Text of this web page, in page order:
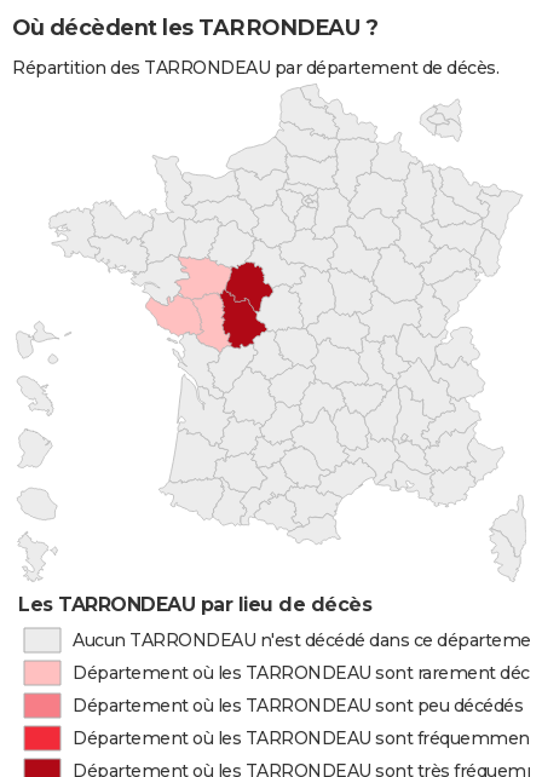
Où décèdent les TARRONDEAU ?
Répartition des TARRONDEAU par département de décès.
Les TARRONDEAU par lieu de décès
Aucun TARRONDEAU n'est décédé dans ce
Département où les TARRONDEAU sont rarement
Département où les TARRONDEAU sont peu décédés
Département où les TARRONDEAU sont fréquemment
Département où les TARRONDEAU sont très